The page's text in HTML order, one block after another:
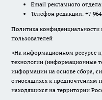
Email рекламного отдела:
Телефон редакции: +7 964
Политика конфиденциальности
пользователей
«На информационном ресурсе
технологии (информационные
информации на основе сбора,
относящихся к предпочтениям
находящихся на территории